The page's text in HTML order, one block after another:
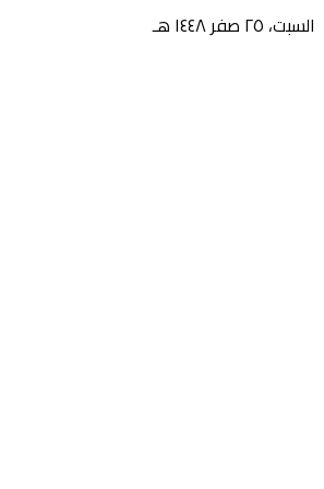
السبت، ٢٥ صفر ١٤٤٨ هـ